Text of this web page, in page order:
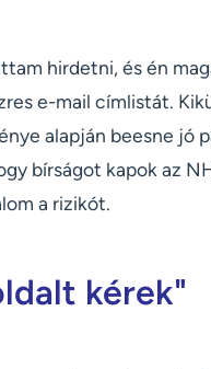
hirdetni, és én
e-mail címlistát.
alapján beesne jó
bírságot kapok az
a rizikót.
kérek"